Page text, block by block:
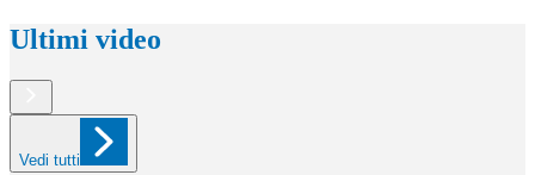
Ultimi video
Vedi tutti